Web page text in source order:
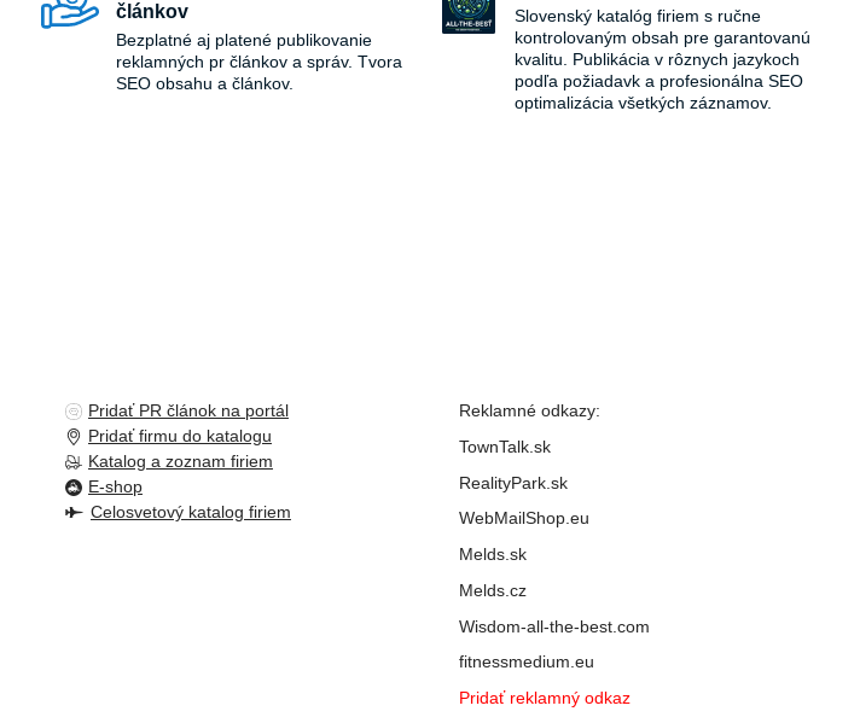
článkov
Bezplatné aj platené publikovanie
reklamných pr článkov a správ. Tvora
SEO obsahu a článkov.
Slovenský katalóg firiem s ručne
kontrolovaným obsah pre garantovanú
kvalitu. Publikácia v rôznych jazykoch
podľa požiadavk a profesionálna SEO
optimalizácia všetkých záznamov.
Pridať PR článok na portál
Pridať firmu do katalogu
Katalog a zoznam firiem
E-shop
Celosvetový katalog firiem
Reklamné odkazy:
TownTalk.sk
RealityPark.sk
WebMailShop.eu
Melds.sk
Melds.cz
Wisdom-all-the-best.com
fitnessmedium.eu
Pridať reklamný odkaz